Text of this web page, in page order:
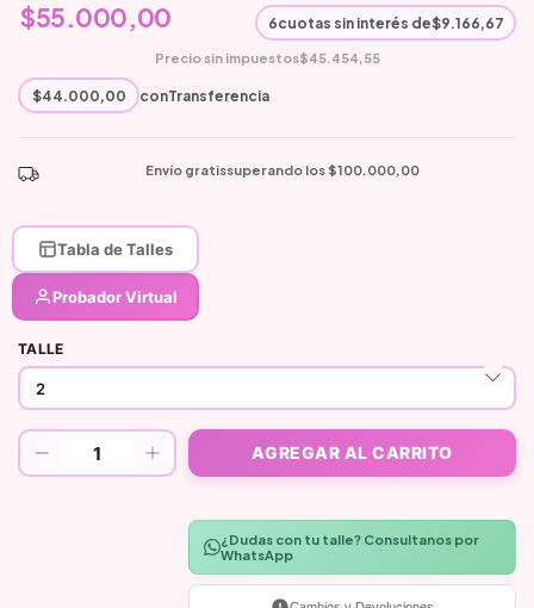
$55.000,00 6cuotas sin interés de$9.166,67
Precio sin impuestos$45.454,55
$44.000,00 conTransferencia
Envío gratissuperando los $100.000,00
Tabla de Talles
Probador Virtual
TALLE
¿Dudas con tu talle? Consultanos por
WhatsApp